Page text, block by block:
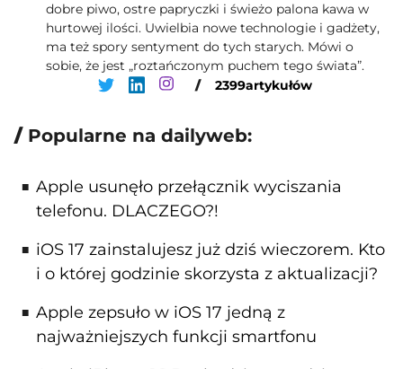
dobre piwo, ostre papryczki i świeżo palona kawa w
hurtowej ilości. Uwielbia nowe technologie i gadżety,
ma też spory sentyment do tych starych. Mówi o
sobie, że jest „roztańczonym puchem tego świata”.
/
2399artykułów
Popularne na dailyweb:
Apple usunęło przełącznik wyciszania
telefonu. DLACZEGO?!
iOS 17 zainstalujesz już dziś wieczorem. Kto
i o której godzinie skorzysta z aktualizacji?
Apple zepsuło w iOS 17 jedną z
najważniejszych funkcji smartfonu